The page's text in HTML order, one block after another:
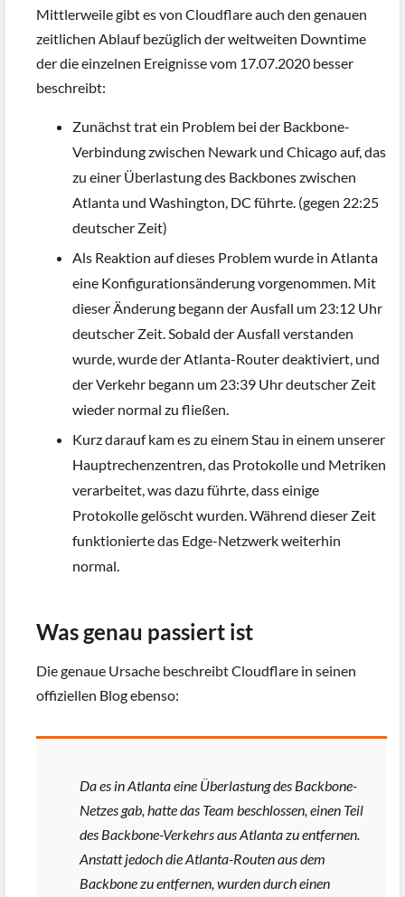
Mittlerweile gibt es von Cloudflare auch den genauen
zeitlichen Ablauf bezüglich der weltweiten Downtime
der die einzelnen Ereignisse vom 17.07.2020 besser
beschreibt:
Zunächst trat ein Problem bei der Backbone-
Verbindung zwischen Newark und Chicago auf, das
zu einer Überlastung des Backbones zwischen
Atlanta und Washington, DC führte. (gegen 22:25
deutscher Zeit)
Als Reaktion auf dieses Problem wurde in Atlanta
eine Konfigurationsänderung vorgenommen. Mit
dieser Änderung begann der Ausfall um 23:12 Uhr
deutscher Zeit. Sobald der Ausfall verstanden
wurde, wurde der Atlanta-Router deaktiviert, und
der Verkehr begann um 23:39 Uhr deutscher Zeit
wieder normal zu fließen.
Kurz darauf kam es zu einem Stau in einem unserer
Hauptrechenzentren, das Protokolle und Metriken
verarbeitet, was dazu führte, dass einige
Protokolle gelöscht wurden. Während dieser Zeit
funktionierte das Edge-Netzwerk weiterhin
normal.
Was genau passiert ist
Die genaue Ursache beschreibt Cloudflare in seinen
offiziellen Blog ebenso:
Da es in Atlanta eine Überlastung des Backbone-
Netzes gab, hatte das Team beschlossen, einen Teil
des Backbone-Verkehrs aus Atlanta zu entfernen.
Anstatt jedoch die Atlanta-Routen aus dem
Backbone zu entfernen, wurden durch einen